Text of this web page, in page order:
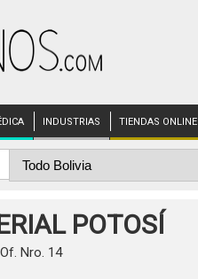
INDUSTRIAS TIENDAS ONLINE
POTOSÍ
Nro. 14